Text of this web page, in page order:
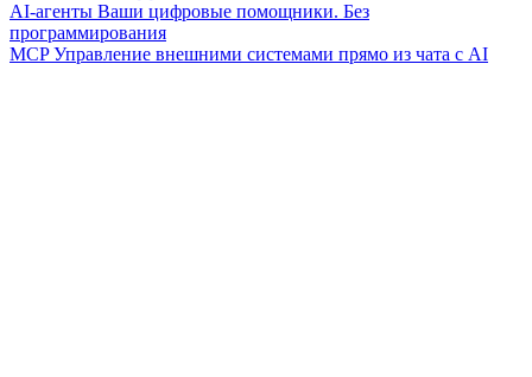
AI-агенты Ваши цифровые помощники. Без
программирования
MCP Управление внешними системами прямо из чата с AI